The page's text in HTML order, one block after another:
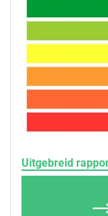
Uitgebreid